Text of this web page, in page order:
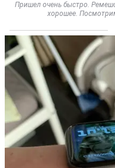
Пришел очень быстро.
хорошее.